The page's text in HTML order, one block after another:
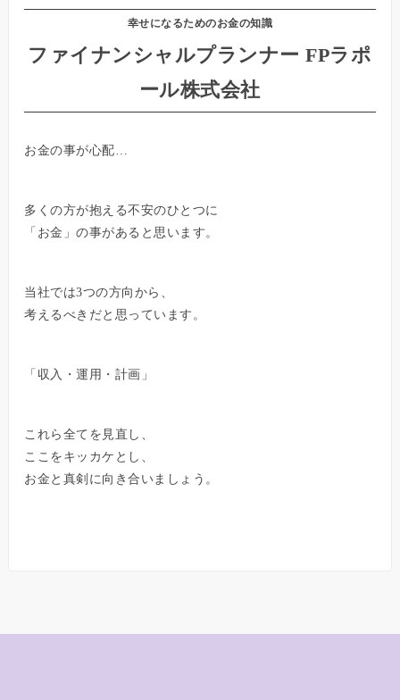
幸せになるためのお金の知識
ファイナンシャルプランナー FPラポ
ール株式会社
お金の事が心配…
多くの方が抱える不安のひとつに
「お金」の事があると思います。
当社では3つの方向から、
考えるべきだと思っています。
「収入・運用・計画」
これら全てを見直し、
ここをキッカケとし、
お金と真剣に向き合いましょう。